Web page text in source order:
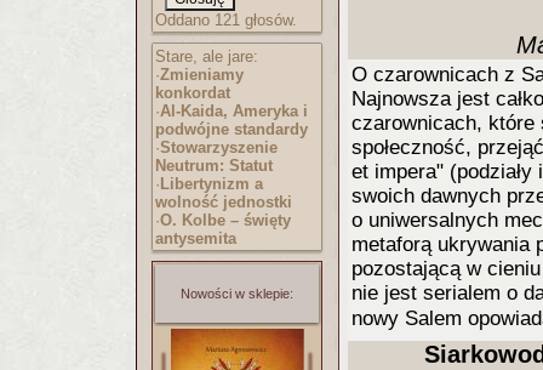
Oddano 121 głosów.
Stare, ale jare:
·Zmieniamy
konkordat
·Al-Kaida, Ameryka i
podwójne standardy
·Stowarzyszenie
Neutrum: Statut
· Libertynizm a
wolność jednostki
·O. Kolbe – święty
antysemita
Nowości w sklepie:
O czarownicach z
Najnowsza jest
czarownicach, które
społeczność,
et impera"
swoich dawnych
o uniwersalnych
metaforą ukrywania
pozostającą w
nie jest serialem o
nowy Salem